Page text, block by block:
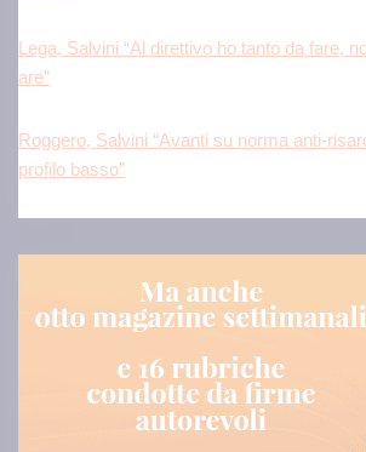
Lega, Salvini “Al direttivo ho tanto da fare,
are”
Roggero, Salvini “Avanti su norma anti-
profilo basso”